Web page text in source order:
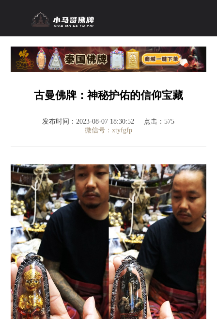
古曼佛牌：神秘护佑的信仰宝藏
发布时间：2023-08-07 18:30:52
点击：575
微信号：xtyfgfp